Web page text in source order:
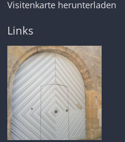
Visitenkarte herunterladen
Links